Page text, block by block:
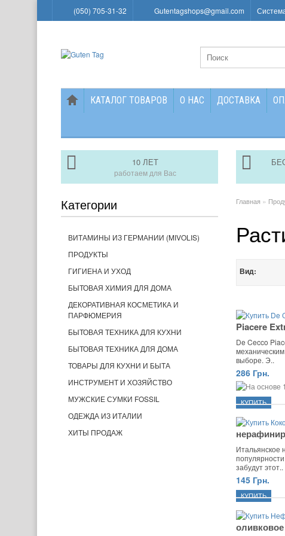
(050) 705-31-32 Gutentagshops@gmail.com
КАТАЛОГ ТОВАРОВ О НАС ДОСТАВКА
10 ЛЕТ
работаем для Вас
Категории
ВИТАМИНЫ ИЗ ГЕРМАНИИ (MIVOLIS)
ПРОДУКТЫ
ГИГИЕНА И УХОД
БЫТОВАЯ ХИМИЯ ДЛЯ ДОМА
ДЕКОРАТИВНАЯ КОСМЕТИКА И
ПАРФЮМЕРИЯ
БЫТОВАЯ ТЕХНИКА ДЛЯ КУХНИ
БЫТОВАЯ ТЕХНИКА ДЛЯ ДОМА
ТОВАРЫ ДЛЯ КУХНИ И БЫТА
ИНСТРУМЕНТ И ХОЗЯЙСТВО
МУЖСКИЕ СУМКИ FOSSIL
ОДЕЖДА ИЗ ИТАЛИИ
ХИТЫ ПРОДАЖ
Главная »
Вид:
Piacere
De Cecco
выборе. Э..
286 Грн.
Итальянское
забудут этот..
145 Грн.